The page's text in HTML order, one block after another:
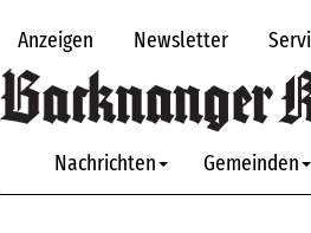
Anzeigen Newsletter
Nachrichten Gemeinden